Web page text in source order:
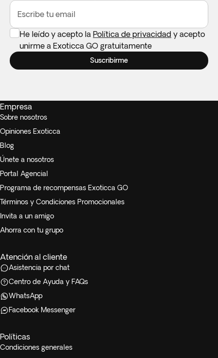
Escribe tu email
He leído y acepto la Política de privacidad y acepto
unirme a Exoticca GO gratuitamente
Suscribirme
Empresa
Sobre nosotros
Opiniones Exoticca
Blog
Únete a nosotros
Portal Agencial
Programa de recompensas Exoticca GO
Términos y Condiciones Promocionales
Invita a un amigo
Ahorra con tu grupo
Atención al cliente
Asistencia por chat
Centro de Ayuda y FAQs
WhatsApp
Facebook Messenger
Políticas
Condiciones generales